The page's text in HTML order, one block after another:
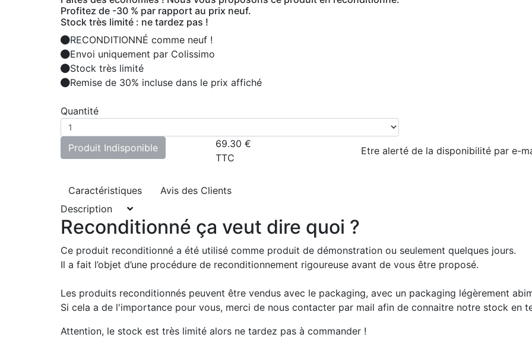
Profitez de -30 % par rapport au prix neuf.
Stock très limité : ne tardez pas !
RECONDITIONNÉ comme neuf !
Envoi uniquement par Colissimo
Stock très limité
Remise de 30% incluse dans le prix affiché
Quantité
Produit Indisponible 69.30 €
TTC
Etre alerté de la disponibilité par e-
Caractéristiques
Avis des Clients
Description
Reconditionné ça veut dire quoi ?
Ce produit reconditionné a été utilisé comme produit de démonstration ou seulement quelques jours.
Il a fait l’objet d’une procédure de reconditionnement rigoureuse avant de vous être proposé.
Les produits reconditionnés peuvent être vendus avec le packaging, avec un packaging légèrement
Si cela a de l'importance pour vous, merci de nous contacter par mail afin de connaitre notre stock en
Attention, le stock est très limité alors ne tardez pas à commander !